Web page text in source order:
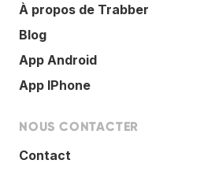
À propos de Trabber
Blog
App Android
App IPhone
NOUS CONTACTER
Contact